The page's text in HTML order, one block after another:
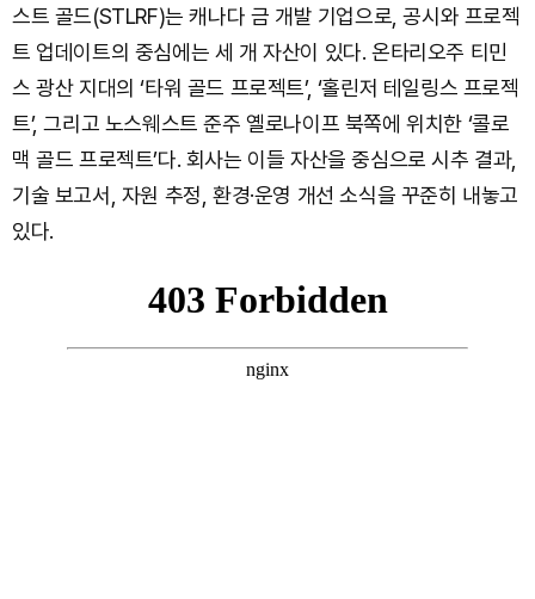
스트 골드(STLRF)는 캐나다 금 개발 기업으로, 공시와 프로젝
트 업데이트의 중심에는 세 개 자산이 있다. 온타리오주 티민
스 광산 지대의 ‘타워 골드 프로젝트’, ‘홀린저 테일링스 프로젝
트’, 그리고 노스웨스트 준주 옐로나이프 북쪽에 위치한 ‘콜로
맥 골드 프로젝트’다. 회사는 이들 자산을 중심으로 시추 결과,
기술 보고서, 자원 추정, 환경·운영 개선 소식을 꾸준히 내놓고
있다.